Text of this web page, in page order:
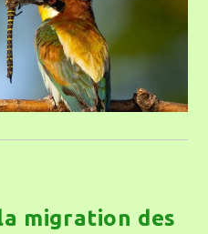
migration des